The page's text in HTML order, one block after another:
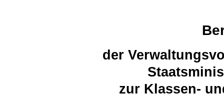
der
zur Klassen-